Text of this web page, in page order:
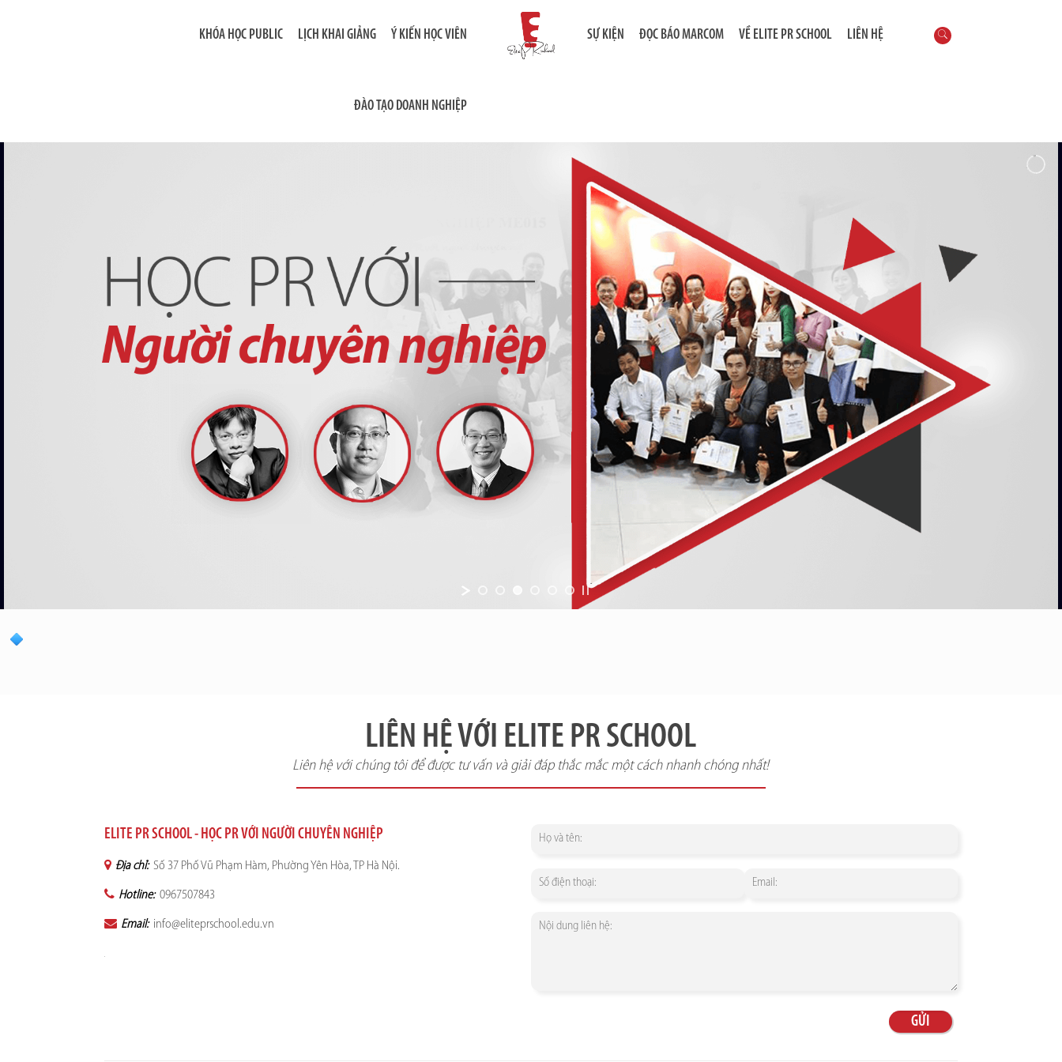
KHÓA HỌC PUBLIC LỊCH KHAI GIẢNG Ý KIẾN HỌC VIÊN
ĐÀO TẠO DOANH NGHIỆP
SỰ KIỆN ĐỌC BÁO MARCOM VỀ ELITE PR SCHOOL LIÊN HỆ
LIÊN HỆ VỚI ELITE PR SCHOOL
Liên hệ với chúng tôi để được tư vấn và giải đáp thắc mắc một cách nhanh chóng nhất!
ELITE PR SCHOOL - HỌC PR VỚI NGƯỜI CHUYÊN NGHIỆP
Địa chỉ: Số 37 Phố Vũ Phạm Hàm, Phường Yên Hòa, TP Hà Nội.
Hotline: 0967507843
Email: info@eliteprschool.edu.vn